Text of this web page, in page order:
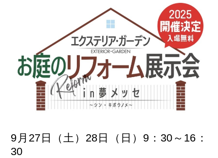
9月27日（土）28日（日）9：30～16：
30